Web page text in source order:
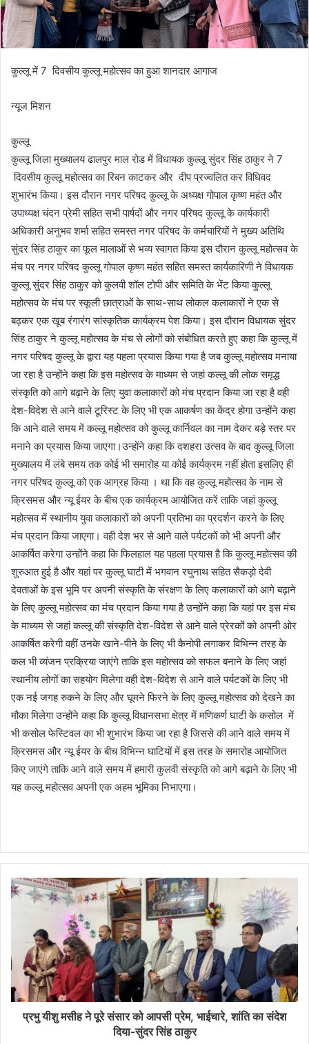
कुल्लू में 7 दिवसीय कुल्लू महोत्सव का हुआ शानदार आगाज
न्यूज मिशन
कुल्लू
कुल्लू जिला मुख्यालय ढालपुर माल रोड में विधायक कुल्लू सुंदर सिंह ठाकुर ने 7
दिवसीय कुल्लू महोत्सव का रिबन काटकर और दीप प्रज्वलित कर विधिवद
शुभारंभ किया। इस दौरान नगर परिषद कुल्लू के अध्यक्ष गोपाल कृष्ण महंत और
उपाध्यक्ष चंदन प्रेमी सहित सभी पार्षदों और नगर परिषद कुल्लू के कार्यकारी
अधिकारी अनुभव शर्मा सहित समस्त नगर परिषद के कर्मचारियों ने मुख्य अतिथि
सुंदर सिंह ठाकुर का फूल मालाओं से भव्य स्वागत किया इस दौरान कुल्लू महोत्सव के
मंच पर नगर परिषद कुल्लू गोपाल कृष्ण महंत सहित समस्त कार्यकारिणी ने विधायक
कुल्लू सुंदर सिंह ठाकुर को कुलवी शॉल टोपी और समिति के भेंट किया कुल्लू
महोत्सव के मंच पर स्कूली छात्राओं के साथ-साथ लोकल कलाकारों ने एक से
बढ़कर एक खूब रंगारंग सांस्कृतिक कार्यक्रम पेश किया। इस दौरान विधायक सुंदर
सिंह ठाकुर ने कुल्लू महोत्सव के मंच से लोगों को संबोधित करते हुए कहा कि कुल्लू में
नगर परिषद कुल्लू के द्वारा यह पहला प्रयास किया गया है जब कुल्लू महोत्सव मनाया
जा रहा है उन्होंने कहा कि इस महोत्सव के माध्यम से जहां कल्लू की लोक समृद्ध
संस्कृति को आगे बढ़ाने के लिए युवा कलाकारों को मंच प्रदान किया जा रहा है वही
देश-विदेश से आने वाले टूरिस्ट के लिए भी एक आकर्षण का केंद्र होगा उन्होंने कहा
कि आने वाले समय में कल्लू महोत्सव को कुल्लू कार्निवल का नाम देकर बड़े स्तर पर
मनाने का प्रयास किया जाएगा।उन्होंने कहा कि दशहरा उत्सव के बाद कुल्लू जिला
मुख्यालय में लंबे समय तक कोई भी समारोह या कोई कार्यक्रम नहीं होता इसलिए ही
नगर परिषद कुल्लू को एक आग्रह किया । था कि वह कुल्लू महोत्सव के नाम से
क्रिसमस और न्यू ईयर के बीच एक कार्यक्रम आयोजित करें ताकि जहां कुल्लू
महोत्सव में स्थानीय युवा कलाकारों को अपनी प्रतिभा का प्रदर्शन करने के लिए
मंच प्रदान किया जाएगा। वही देश भर से आने वाले पर्यटकों को भी अपनी और
आकर्षित करेगा उन्होंने कहा कि फिलहाल यह पहला प्रयास है कि कुल्लू महोत्सव की
शुरुआत हुई है और यहां पर कुल्लू घाटी में भगवान रघुनाथ सहित सैकड़ो देवी
देवताओं के इस भूमि पर अपनी संस्कृति के संरक्षण के लिए कलाकारों को आगे बढ़ाने
के लिए कुल्लू महोत्सव का मंच प्रदान किया गया है उन्होंने कहा कि यहां पर इस मंच
के माध्यम से जहां कल्लू की संस्कृति देश-विदेश से आने वाले प्रेरकों को अपनी ओर
आकर्षित करेगी वहीं उनके खाने-पीने के लिए भी कैनोपी लगाकर विभिन्न तरह के
कल भी व्यंजन प्रक्रिया जाएंगे ताकि इस महोत्सव को सफल बनाने के लिए जहां
स्थानीय लोगों का सहयोग मिलेगा वही देश-विदेश से आने वाले पर्यटकों के लिए भी
एक नई जगह रुकने के लिए और घूमने फिरने के लिए कुल्लू महोत्सव को देखने का
मौका मिलेगा उन्होंने कहा कि कुल्लू विधानसभा क्षेत्र में मणिकर्ण घाटी के कसोल में
भी कसोल फेस्टिवल का भी शुभारंभ किया जा रहा है जिससे की आने वाले समय में
क्रिसमस और न्यू ईयर के बीच विभिन्न घाटियों में इस तरह के समारोह आयोजित
किए जाएंगे ताकि आने वाले समय में हमारी कुलवी संस्कृति को आगे बढ़ाने के लिए भी
यह कल्लू महोत्सव अपनी एक अहम भूमिका निभाएगा।
प्रभु यीशु मसीह ने पूरे संसार को आपसी प्रेम, भाईचारे, शांति का संदेश
दिया-सुंदर सिंह ठाकुर